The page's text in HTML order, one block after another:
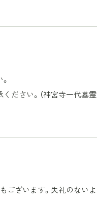
ださい。（神宮寺一代墓霊
ございます。失礼のないよ